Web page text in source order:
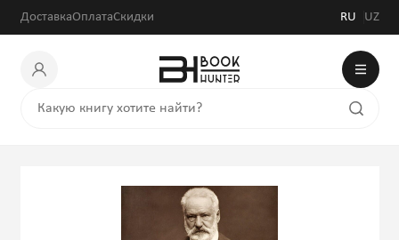
ДоставкаОплатаСкидки RU UZ